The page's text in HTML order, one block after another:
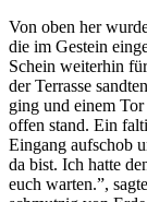
Von oben her
die im Gestein
Schein weiterhin
der Terrasse
ging und einem
offen stand. Ein
Eingang aufschob
da bist. Ich hatte
euch warten.”,